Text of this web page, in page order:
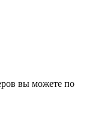
вы можете по